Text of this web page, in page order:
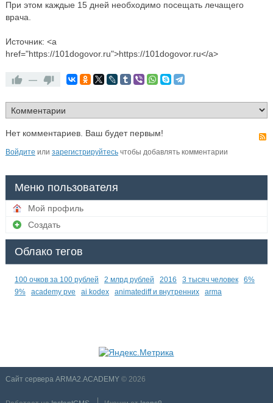
При этом каждые 15 дней необходимо посещать лечащего
врача.
Источник: <a
href="https://101dogovor.ru">https://101dogovor.ru</a>
—
Нет комментариев. Ваш будет первым!
Войдите или зарегистрируйтесьчтобы добавлять комментарии
Меню пользователя
Мой профиль
Создать
Облако тегов
100 очков за 100 рублей 2 млрд рублей 2016 3 тысяч человек
6%
9%
academy pve ai kodex animatediff и внутренних arma
Сайт сервера ARMA2.ACADEMY© 2026